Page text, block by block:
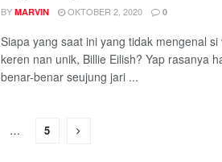
BY MARVIN OKTOBER 2, 2020 0
Siapa yang saat ini yang tidak mengenal si
keren nan unik, Billie Eilish? Yap rasanya
benar-benar seujung jari ...
… 5